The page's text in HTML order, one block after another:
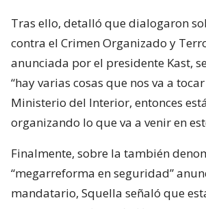
Tras ello, detalló que dialogaron
contra el Crimen Organizado y
anunciada por el presidente Kast,
“hay varias cosas que nos va a
Ministerio del Interior, entonces
organizando lo que va a venir en
Finalmente, sobre la también
“megarreforma en seguridad”
mandatario, Squella señaló que